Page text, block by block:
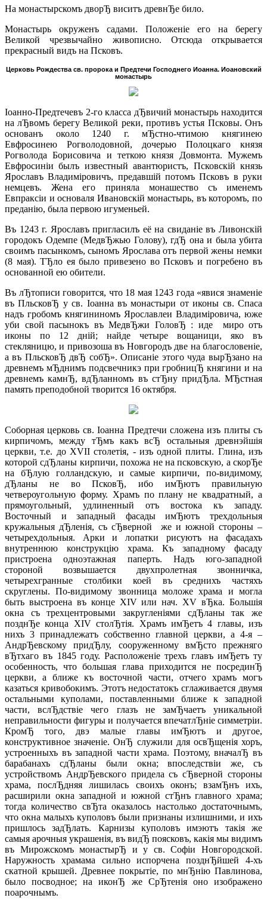
На монастырскомъ дворЂ виситъ древнЂе било.
Монастырь окруженъ садами. Положенiе его на берегу
Великой чрезвычайно живописно. Отсюда открывается
прекрасный видъ на Псковъ.
Церковь Рождества св. пророка и Предтечи Господнего Иоанна. Иоановский
монастырь
Iоанно-Предтечевъ 2-го класса дЂвичий монастырь находится
на лЂвомъ берегу Великой реки, противъ устья Псковы. Онъ
основанъ около 1240 г. мЂстно-чтимою княгинею
Евфросинею Рогволодовной, дочерью Полоцкаго князя
Рогволода Борисовича и теткою князя Довмонта. Мужемъ
Евфросинiи былъ известный авантюристъ, Псковскiй князь
Ярославъ Владимiровичъ, предавшiй потомъ Псковъ в руки
немцевъ. Жена его приняла монашество съ именемъ
Евпраксiи и основаля Ивановскiй монастырь, въ которомъ, по
преданiю, была первою игуменьей.
Въ 1243 г. Ярославъ пригласилъ её на свиданiе въ Ливонскiй
городокъ Одемпе (МедвЂжью Голову), гдЂ она и была убита
своимъ пасынкомъ, сыномъ Ярослава отъ первой жены немки
(8 мая). ТЂло ея было привезено во Псковъ и погребено въ
основанной ею обители.
Въ лЂтописи говорится, что 18 мая 1243 года «явися знаменiе
въ ПльсковЂ у св. Iоанна въ монастыри от иконы св. Спаса
надъ гробомъ княгининомъ Ярославлеи Владимiровича, юже
уби свой пасынокъ въ МедвЂжи ГоловЂ : иде миро отъ
иконы по 12 днiй; найде четыре вощаници, яко въ
стекляницю, и привозоша въ Новгородъ две на благословенiе,
а въ ПльсковЂ двЂ собЂ». Описанiе этого чуда вырЂзано на
древнемъ мЂднимъ подсвечникэ при гробницЂ княгини и на
древнемъ камнЂ, вдЂланномъ въ стЂну придЂла. МЂстная
память преподобной творится 16 октября.
Соборная церковь св. Iоанна Предтечи сложена изъ плиты съ
кирпичомъ, между тЂмъ какъ всЂ остальныя древнэйшiя
церкви, т.е. до XVII столетiя, - изъ одной плиты. Глина, изъ
которой сдЂланы кирпичи, похожа не на псковскую, а скорЂе
на бЂлую голландскую, и самые кирпичи, по-видимому,
дЂланы не во ПсковЂ, ибо имЂютъ правильную
четвероугольную форму. Храмъ по плану не квадратный, а
прямоугольный, удлиненный отъ востока къ западу.
Восточный и западный фасады имЂютъ трехдольныя
кружальныя дЂленiя, съ сЂверной же и южной стороны –
четырехдольныя. Арки и лопатки рисуютъ на фасадахъ
внутреннюю конструкцiю храма. Къ западному фасаду
пристроена одноэтажная паперть. Надъ юго-западной
стороной возвышается двухпролетная звонничка,
четырехгранные столбики коей въ среднихъ частяхъ
скруглены. По-видимому звонница моложе храма и могла
быть выстроена въ конце XIV или нач. XV вЂка. Большiя
окна съ трехцентровыми закругленiями сдЂланы так же
позднЂе конца XIV столЂтiя. Храмъ имЂетъ 4 главы, изъ
нихъ 3 принадлежатъ собственно главной церкви, а 4-я –
АндрЂевскому придЂлу, сооруженному вмЂсто прежняго
вЂтхаго въ 1845 году. Расположенiе трехъ главъ имЂетъ ту
особенность, что большая глава приходится не посрединЂ
церкви, а ближе къ восточной части, отчего храмъ могъ
казаться кривобокимъ. Этотъ недостатокъ сглаживается двумя
остальными куполами, поставленными ближе к западной
части, вслЂдствiе чего глазъ не замЂчаетъ уникальной
неправильности фигуры и получается впечатлЂнiе симметрiи.
КромЂ того, двэ малые главы имЂютъ и другое,
конструктивное значенiе. ОнЂ служили для освЂщенiя хоръ,
устроенныхъ въ западной части храма. Поэтому, вначалЂ въ
барабанахъ сдЂланы были окна; впоследствiи же, съ
устройствомъ АндрЂевского придела съ сЂверной стороны
храма, послЂдняя лишилась своихъ оконъ; взамЂнъ ихъ,
расширили окна западной и южной стЂнъ главного храма;
тогда количество свЂта оказалось настолько достаточнымъ,
что окна малыхъ куполовъ были признаны излишними, и ихъ
пришлось задЂлать. Карнизы куполовъ имэютъ такiя же
самыя арочныя украшенiя, въ видЂ поясковъ, какiя мы видимъ
въ Мирожскомъ монастырЂ и у св. Софiи Новгородской.
Наружность храмама сильно испорчена позднЂйшей 4-хъ
скатной крышей. Древнее покрытiе, по мнЂнiю Павлинова,
было посводное; на иконЂ же СрЂтенiя оно изображено
поарочнымъ.